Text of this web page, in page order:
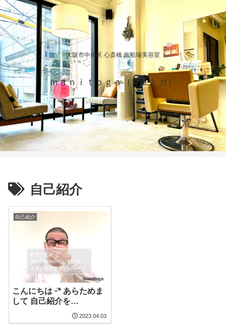
大阪市中央区 心斎橋 南船場美容室
ｍａｎｉｔｏｇａ（マニトガ）
自己紹介
自己紹介
こんにちは ᵕ̈* あらためま
して 自己紹介を…
2023.04.03